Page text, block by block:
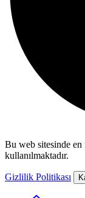
Bu web sitesinde en
kullanılmaktadır.
Gizlilik Politikası